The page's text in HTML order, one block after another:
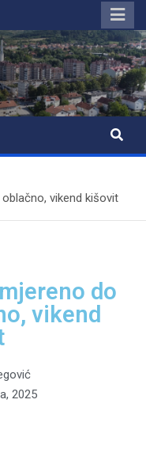
vikend kišovit
do
vikend
2025